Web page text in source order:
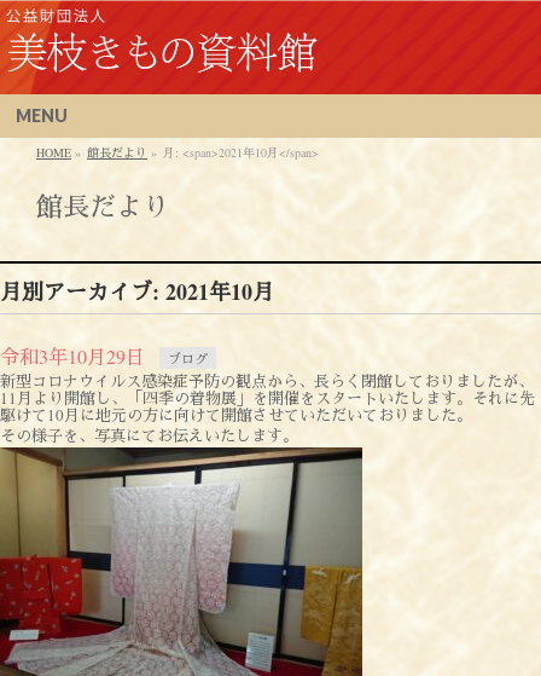
MENU
HOME » 館長だより » 月: <span>2021年10月</span>
館長だより
月別アーカイブ: 2021年10月
令和3年10月29日 ブログ
新型コロナウイルス感染症予防の観点から、長らく閉館しておりましたが、
11月より開館し、「四季の着物展」を開催をスタートいたします。それに先
駆けて10月に地元の方に向けて開館させていただいておりました。
その様子を、写真にてお伝えいたします。